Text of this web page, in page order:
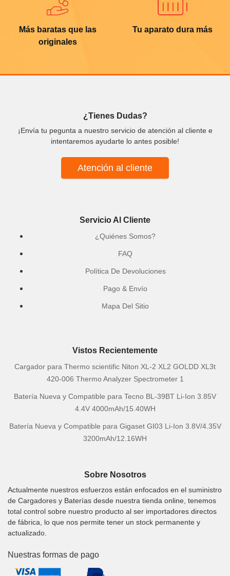
Más baratas que las
originales
Tu aparato dura más
¿Tienes Dudas?
¡Envía tu pegunta a nuestro servicio de atención al cliente e
intentaremos ayudarte lo antes posible!
Atención al cliente
Servicio Al Cliente
¿Quiénes Somos?
FAQ
Política De Devoluciones
Pago & Envío
Mapa Del Sitio
Vistos Recientemente
Cargador para Thermo scientific Niton XL-2 XL2 GOLDD XL3t
420-006 Thermo Analyzer Spectrometer 1
Batería Nueva y Compatible para Tecno BL-39BT Li-Ion 3.85V
4.4V 4000mAh/15.40WH
Batería Nueva y Compatible para Gigaset GI03 Li-Ion 3.8V/4.35V
3200mAh/12.16WH
Sobre Nosotros
Actualmente nuestros esfuerzos están enfocados en el suministro
de Cargadores y Baterías desde nuestra tienda online, tenemos
total control sobre nuestro producto al ser importadores directos
de fábrica, lo que nos permite tener un stock permanente y
actualizado.
Nuestras formas de pago